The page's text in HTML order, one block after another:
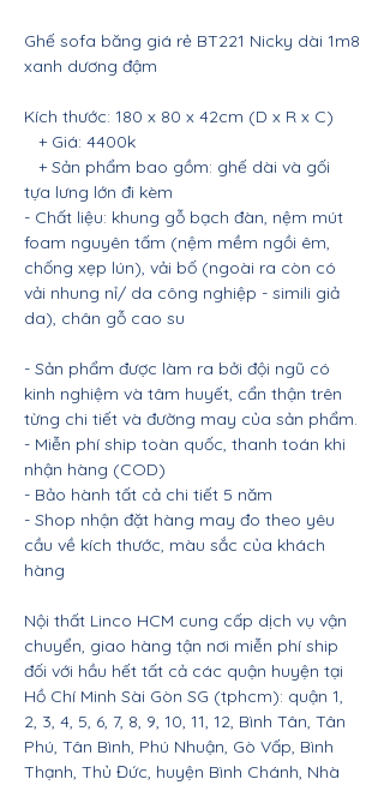
Ghế sofa băng giá rẻ BT221 Nicky dài 1m8
xanh dương đậm
Kích thước: 180 x 80 x 42cm (D x R x C)
+ Giá: 4400k
+ Sản phẩm bao gồm: ghế dài và gối
tựa lưng lớn đi kèm
- Chất liệu: khung gỗ bạch đàn, nệm mút
foam nguyên tấm (nệm mềm ngồi êm,
chống xẹp lún), vải bố (ngoài ra còn có
vải nhung nỉ/ da công nghiệp - simili giả
da), chân gỗ cao su
- Sản phẩm được làm ra bởi đội ngũ có
kinh nghiệm và tâm huyết, cẩn thận trên
từng chi tiết và đường may của sản phẩm.
- Miễn phí ship toàn quốc, thanh toán khi
nhận hàng (COD)
- Bảo hành tất cả chi tiết 5 năm
- Shop nhận đặt hàng may đo theo yêu
cầu về kích thước, màu sắc của khách
hàng
Nội thất Linco HCM cung cấp dịch vụ vận
chuyển, giao hàng tận nơi miễn phí ship
đối với hầu hết tất cả các quận huyện tại
Hồ Chí Minh Sài Gòn SG (tphcm): quận 1,
2, 3, 4, 5, 6, 7, 8, 9, 10, 11, 12, Bình Tân, Tân
Phú, Tân Bình, Phú Nhuận, Gò Vấp, Bình
Thạnh, Thủ Đức, huyện Bình Chánh, Nhà